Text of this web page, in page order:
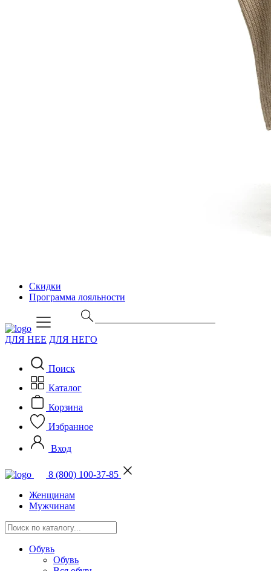
Скидки
Программа лояльности
ДЛЯ НЕЕ ДЛЯ НЕГО
Поиск
Каталог
Корзина
Избранное
Вход
8 (800) 100-37-85
Женщинам
Мужчинам
Обувь
Обувь